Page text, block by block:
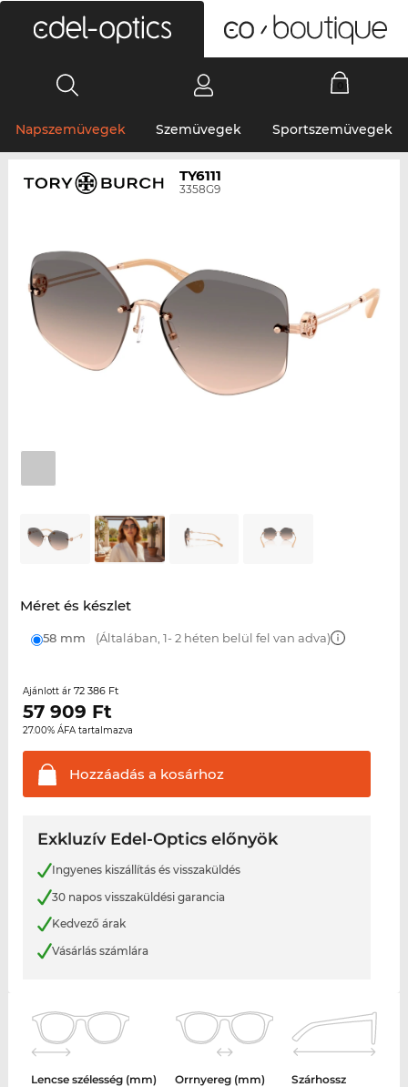
Napszemüvegek Szemüvegek Sportszemüvegek
TY6111
3358G9
Méret és készlet
58 mm (Általában, 1- 2 héten belül fel van adva)
Ajánlott ár 72 386 Ft
57 909 Ft
27.00% ÁFA tartalmazva
Hozzáadás a kosárhoz
Exkluzív Edel-Optics előnyök
Ingyenes kiszállítás és visszaküldés
30 napos visszaküldési garancia
Kedvező árak
Vásárlás számlára
Lencse szélesség (mm)
Orrnyereg (mm)
Szárhossz